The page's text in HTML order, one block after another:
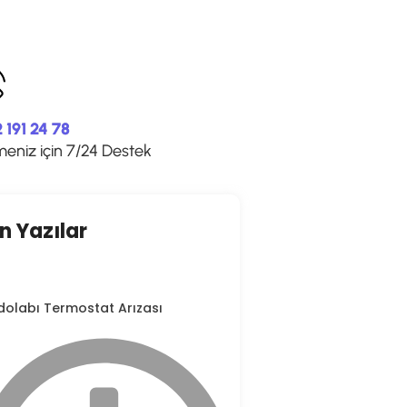
24 78
için 7/24 Destek
Yazılar
Termostat Arızası